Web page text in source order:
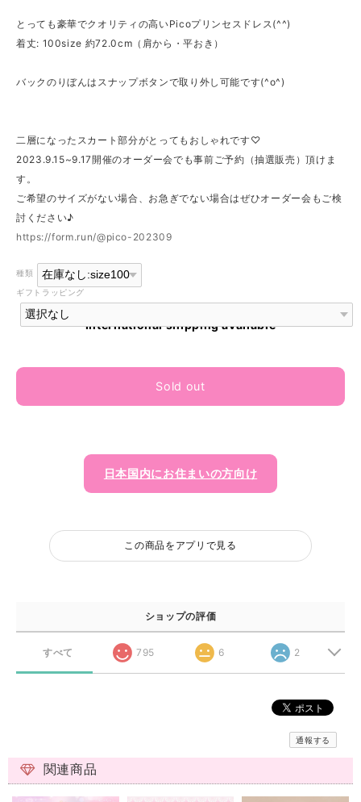
とっても豪華でクオリティの高いPicoプリンセスドレス(^^)
着丈: 100size 約72.0cm（肩から・平おき）
バックのりぼんはスナップボタンで取り外し可能です(^o^)
二層になったスカート部分がとってもおしゃれです♡
2023.9.15~9.17開催のオーダー会でも事前ご予約（抽選販売）頂けま
す。
ご希望のサイズがない場合、お急ぎでない場合はぜひオーダー会もご検
討ください♪
https://form.run/@pico-202309
種類
ギフトラッピング
International shipping available
Sold out
日本国内にお住まいの方向け
この商品をアプリで見る
ショップの評価
すべて 795 6 2
通報する
関連商品